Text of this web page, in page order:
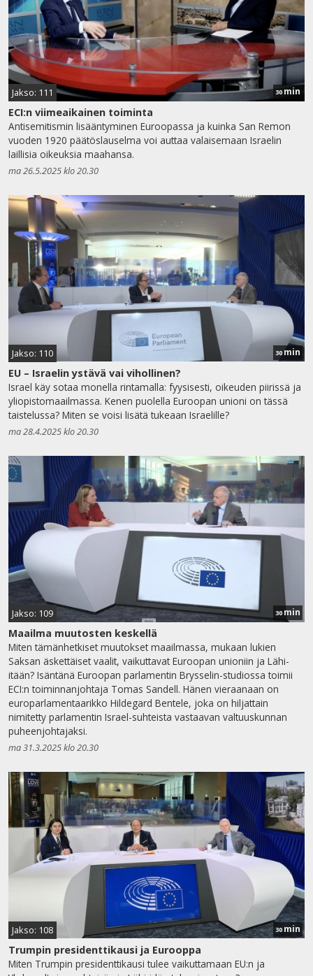
Jakso: 111 30 min
ECI:n viimeaikainen toiminta
Antisemitismin lisääntyminen Euroopassa ja kuinka San Remon
vuoden 1920 päätöslauselma voi auttaa valaisemaan Israelin
laillisia oikeuksia maahansa.
ma 26.5.2025 klo 20.30
Jakso: 110 30min
EU – Israelin ystävä vai vihollinen?
Israel käy sotaa monella rintamalla: fyysisesti, oikeuden piirissä ja
yliopistomaailmassa. Kenen puolella Euroopan unioni on tässä
taistelussa? Miten se voisi lisätä tukeaan Israelille?
ma 28.4.2025 klo 20.30
Jakso: 109 30 min
Maailma muutosten keskellä
Miten tämänhetkiset muutokset maailmassa, mukaan lukien
Saksan äskettäiset vaalit, vaikuttavat Euroopan unioniin ja Lähi-
itään? Isäntänä Euroopan parlamentin Brysselin-studiossa toimii
ECI:n toiminnanjohtaja Tomas Sandell. Hänen vieraanaan on
europarlamentaarikko Hildegard Bentele, joka on hiljattain
nimitetty parlamentin Israel-suhteista vastaavan valtuuskunnan
puheenjohtajaksi.
ma 31.3.2025 klo 20.30
Jakso: 108 30 min
Trumpin presidenttikausi ja Eurooppa
Miten Trumpin presidenttikausi tulee vaikuttamaan EU:n ja